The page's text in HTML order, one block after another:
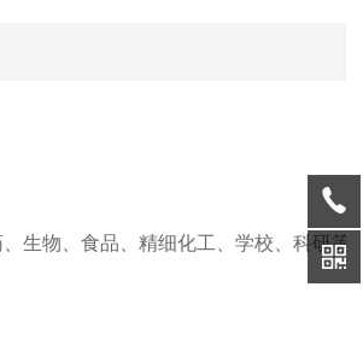
生物、食品、精细化工、学校、科研等